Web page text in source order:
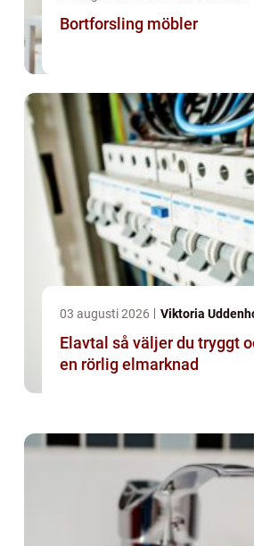
Bortforsling möbler
03 augusti 2026 Viktoria
Elavtal så väljer du tryggt och smart i
en rörlig elmarknad